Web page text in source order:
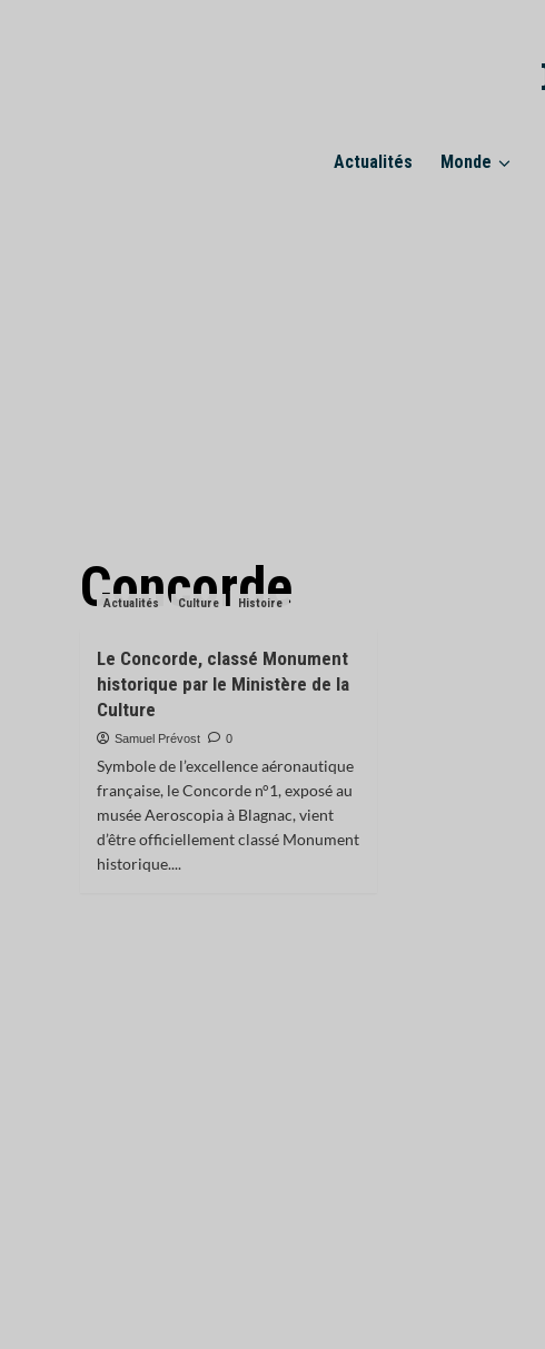
Actualités Monde
Concorde
Actualités Culture Histoire
Le Concorde, classé Monument
historique par le Ministère de la
Culture
Samuel Prévost 0
Symbole de l’excellence aéronautique
française, le Concorde n°1, exposé au
musée Aeroscopia à Blagnac, vient
d’être officiellement classé Monument
historique....